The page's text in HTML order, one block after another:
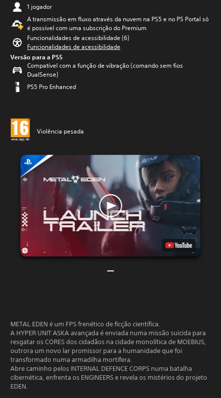
1 jogador
A transmissão em fluxo através da nuvem na PS5 e no PS Portal só
é possível com uma subscrição do Premium
Funcionalidades de acessibilidade (6)
Funcionalidades de acessibilidade
Versão para a PS5
Compatível com a função de vibração (comando sem fios
DualSense)
PS5 Pro Enhanced
Violência pesada
METAL EDEN é um FPS frenético de ficção científica.
A HYPER UNIT ASKA avançada é enviada numa missão suicida para
resgatar os CORES dos cidadãos na cidade monolítica de MOEBIUS,
outrora um novo lar promissor para a humanidade que foi
transformado numa armadilha mortífera.
Abre caminho pelos INTERNAL DEFENCE CORPS numa batalha
cibernética, enfrenta os ENGINEERS e revela os mistérios do projeto
EDEN.